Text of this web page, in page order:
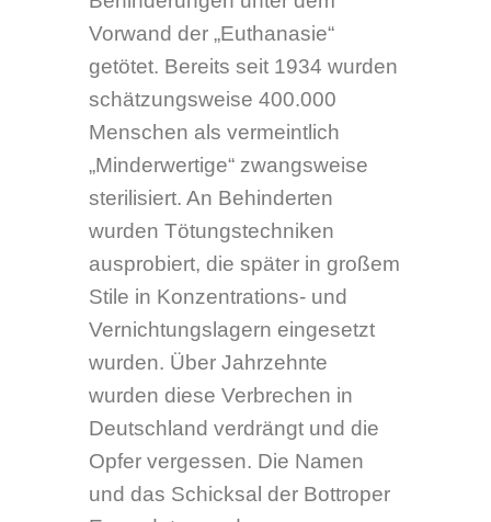
Menschen als vermeintlich
„Minderwertige“ zwangsweise
sterilisiert. An Behinderten
wurden Tötungstechniken
ausprobiert, die später in großem
Stile in Konzentrations- und
Vernichtungslagern eingesetzt
wurden. Über Jahrzehnte
wurden diese Verbrechen in
Deutschland verdrängt und die
und das Schicksal der Bottroper
Ermordeten und
Zwangssterilisierten waren bis
vor Kurzem weder bekannt noch
erforscht.
Im Spätsommer und Herbst 2009